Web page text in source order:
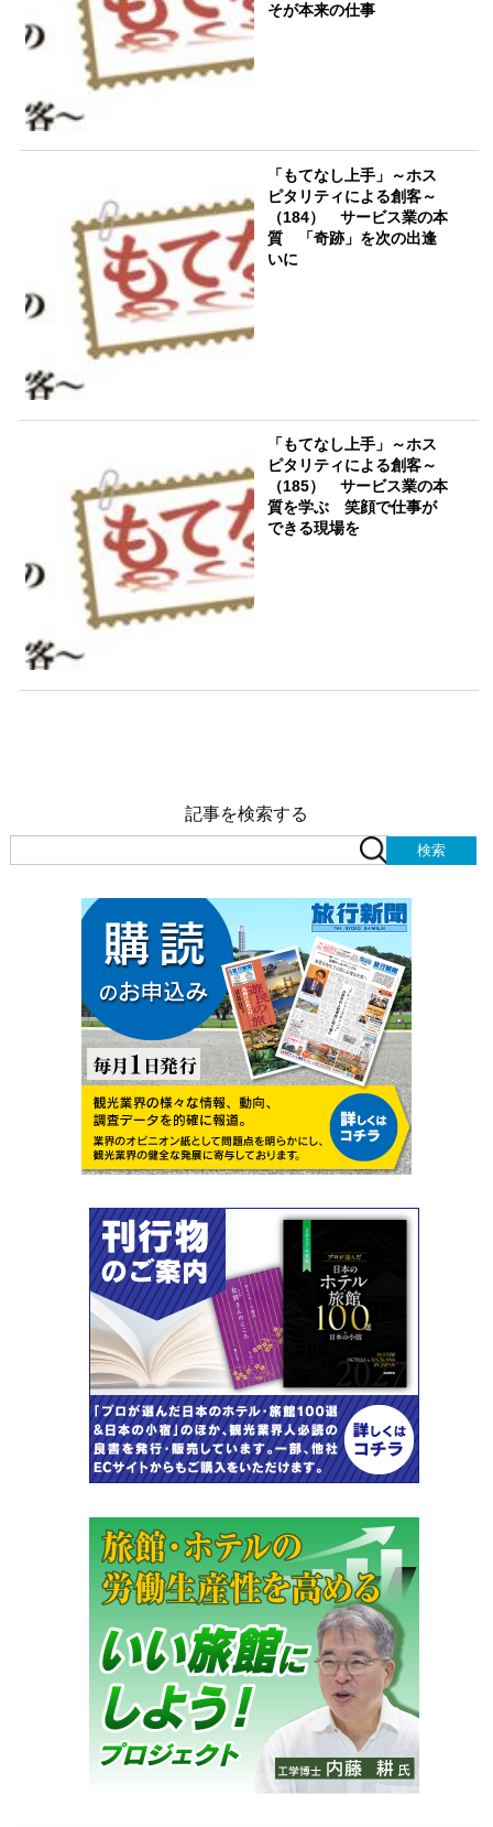
そが本来の仕事
「もてなし上手」～ホス
ピタリティによる創客～
（184） サービス業の本
質 「奇跡」を次の出逢
いに
「もてなし上手」～ホス
ピタリティによる創客～
（185） サービス業の本
質を学ぶ 笑顔で仕事が
できる現場を
記事を検索する